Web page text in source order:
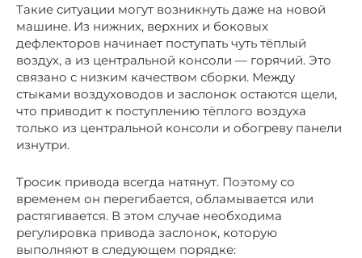
Такие ситуации могут возникнуть даже на новой
машине. Из нижних, верхних и боковых
дефлекторов начинает поступать чуть тёплый
воздух, а из центральной консоли — горячий. Это
связано с низким качеством сборки. Между
стыками воздуховодов и заслонок остаются щели,
что приводит к поступлению тёплого воздуха
только из центральной консоли и обогреву панели
изнутри.
Тросик привода всегда натянут. Поэтому со
временем он перегибается, обламывается или
растягивается. В этом случае необходима
регулировка привода заслонок, которую
выполняют в следующем порядке: